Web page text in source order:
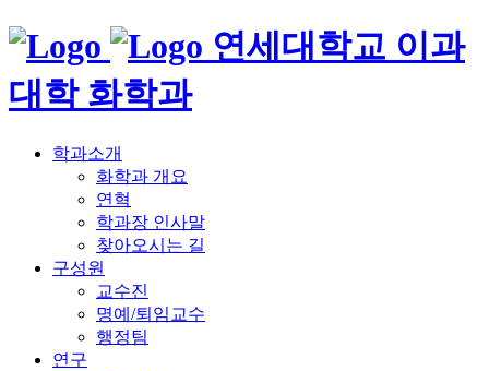
연세대학교 이과
대학 화학과
학과소개
화학과 개요
연혁
학과장 인사말
찾아오시는 길
구성원
교수진
명예/퇴임교수
행정팀
연구